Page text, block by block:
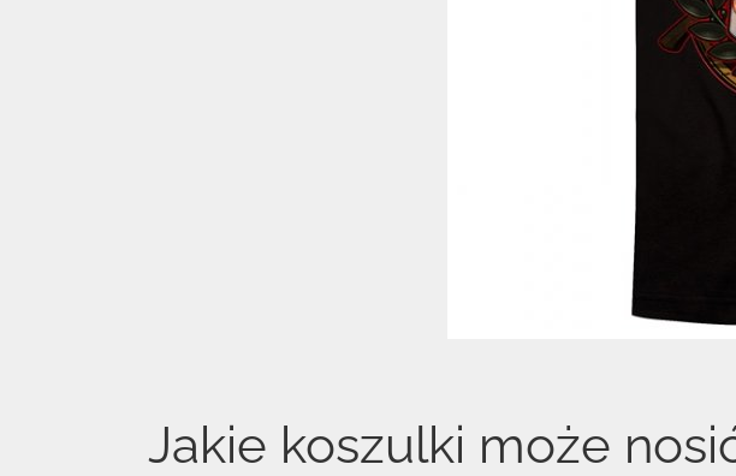
Jakie koszulki może